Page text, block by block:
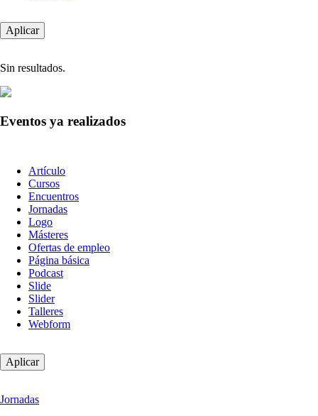
Sin resultados.
Eventos ya realizados
contenido
Artículo
Cursos
Encuentros
Jornadas
Logo
Másteres
Ofertas de empleo
Página básica
Podcast
Slide
Slider
Talleres
Webform
Jornadas